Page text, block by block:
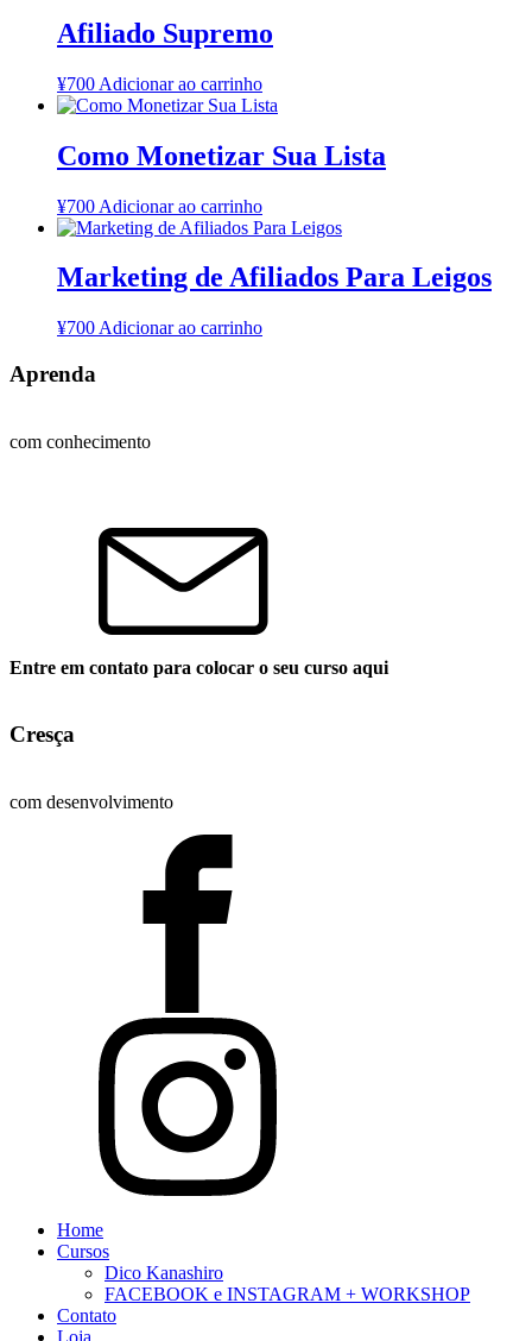
Afiliado Supremo
¥700 Adicionar ao carrinho
Como Monetizar Sua Lista
¥700 Adicionar ao carrinho
Marketing de Afiliados Para Leigos
¥700 Adicionar ao carrinho
Aprenda
com conhecimento
Entre em contato para colocar o seu curso aqui
Cresça
com desenvolvimento
Home
Cursos
Dico Kanashiro
FACEBOOK e INSTAGRAM + WORKSHOP
Contato